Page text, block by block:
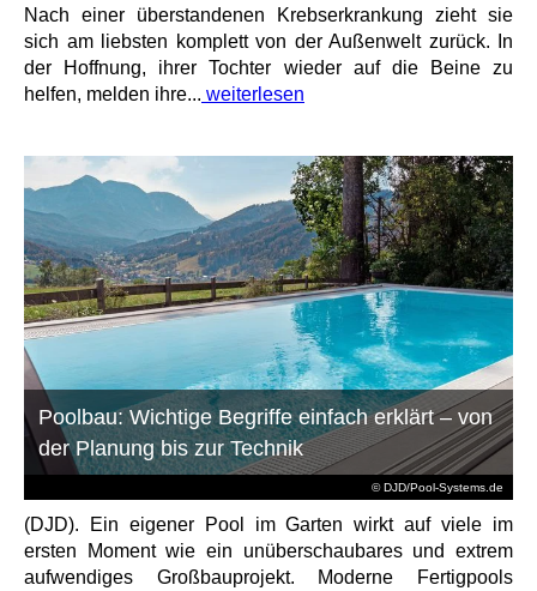
Nach einer überstandenen Krebserkrankung zieht sie
sich am liebsten komplett von der Außenwelt zurück. In
der Hoffnung, ihrer Tochter wieder auf die Beine zu
helfen, melden ihre... weiterlesen
© DJD/Pool-Systems.de
Poolbau: Wichtige Begriffe einfach erklärt – von
der Planung bis zur Technik
(DJD). Ein eigener Pool im Garten wirkt auf viele im
ersten Moment wie ein unüberschaubares und extrem
aufwendiges Großbauprojekt. Moderne Fertigpools